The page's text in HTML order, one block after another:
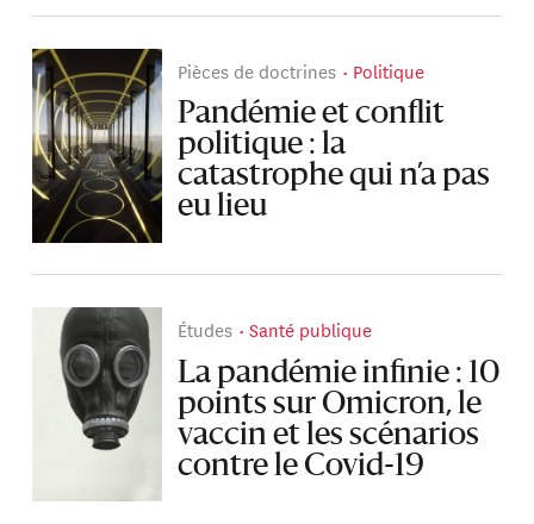
Pièces de doctrines Politique
Pandémie et conflit
politique : la
catastrophe qui n’a pas
eu lieu
Études Santé publique
La pandémie infinie : 10
points sur Omicron, le
vaccin et les scénarios
contre le Covid-19